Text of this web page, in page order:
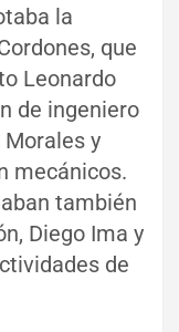
la
que
Leonardo
de ingeniero
y
mecánicos.
también
Diego Ima y
de